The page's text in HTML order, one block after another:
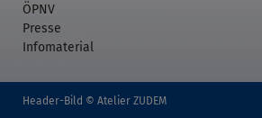
ÖPNV
Presse
Infomaterial
Header-Bild © Atelier ZUDEM